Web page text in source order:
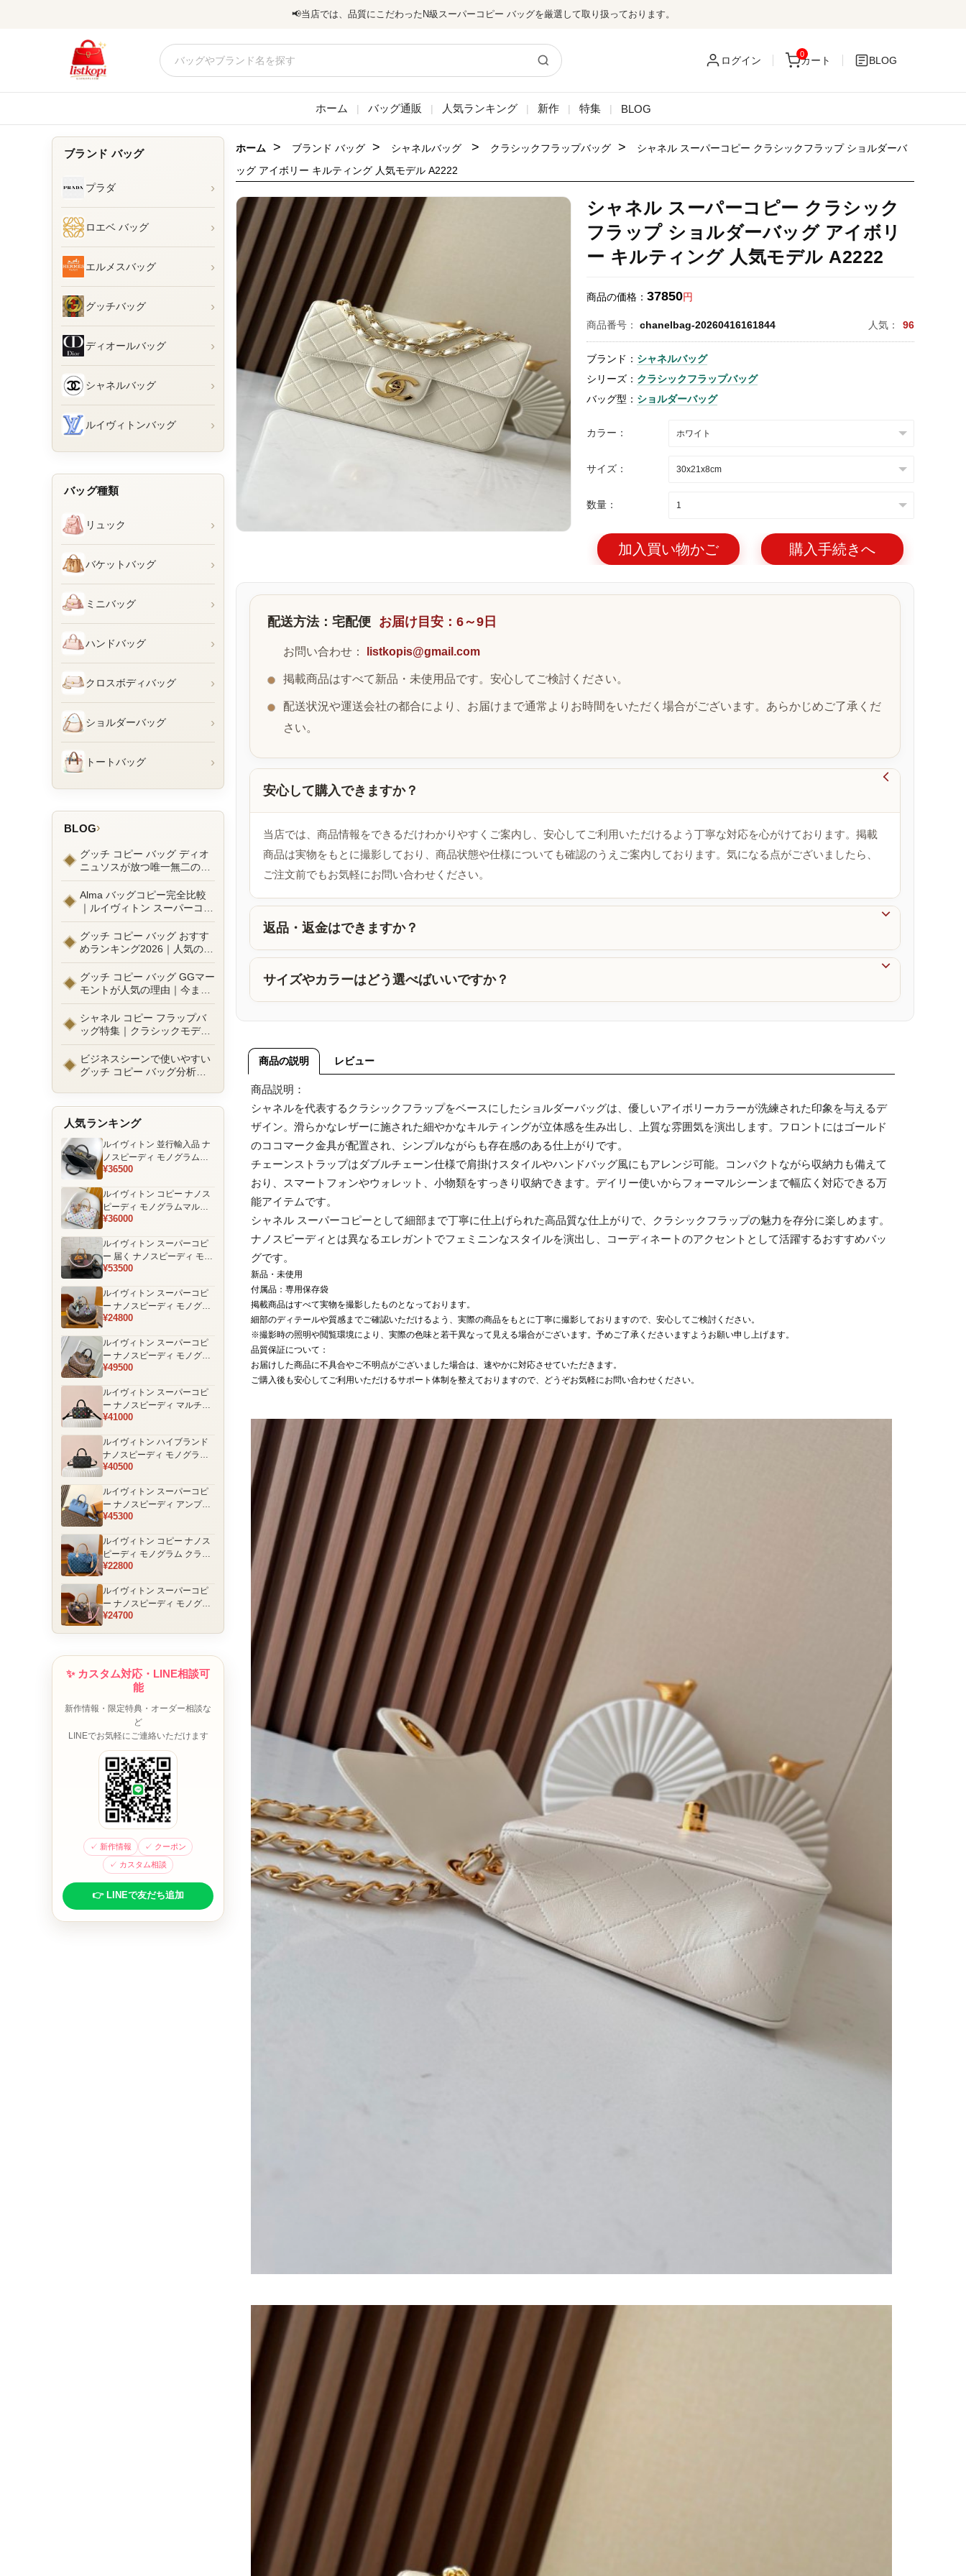
📢当店では、品質にこだわったN級スーパーコピー バッグを厳選して取り扱っております。
ログイン
0
カート BLOG
ホーム | バッグ通販 | 人気ランキング | 新作 | 特集 | BLOG
ブランド バッグ
プラダ ›
ロエベ バッグ ›
エルメスバッグ ›
グッチバッグ ›
ディオールバッグ ›
シャネルバッグ ›
ルイヴィトンバッグ ›
バッグ種類
リュック ›
バケットバッグ ›
ミニバッグ ›
ハンドバッグ ›
クロスボディバッグ ›
ショルダーバッグ ›
トートバッグ ›
BLOG›
グッチ コピー バッグ ディオ
ニュソスが放つ唯一無二の魅
力とは？新作ラインナップ徹
底ガイドとリアルコーデ例
Alma バッグコピー完全比較
｜ルイヴィトン スーパーコピ
ーで叶えるエレガントな日常
グッチ コピー バッグ おすす
めランキング2026｜人気の
GGマーモントから定番モデ
ルまで徹底比較！コピーバッ
グ通販の選び方
グッチ コピー バッグ GGマー
モントが人気の理由｜今また
選ばれる定番ラグジュアリー
バッグとは
シャネル コピー フラップバ
ッグ特集｜クラシックモデル
の魅力と永遠に愛される理由
ビジネスシーンで使いやすい
グッチ コピー バッグ分析｜
人気ランキング
ルイヴィトン 並行輸入品 ナ
ノスピーディ モノグラムエ
クリプス ブラック チェーン
¥36500
ルイヴィトン コピー ナノス
ピーディ モノグラムマルチ
カラー ホワイト ゴールド金
バッグ
¥36000
ルイヴィトン スーパーコピ
ー 届く ナノスピーディ モノ
グラム ポーチ付き ミニボス
品
¥53500
ルイヴィトン スーパーコピ
ー ナノスピーディ モノグラ
ム 編み込みストラップ ミニ
気モデル
¥24800
ルイヴィトン スーパーコピ
ー ナノスピーディ モノグラ
ム ブラックハンドル 2WAY
¥49500
ルイヴィトン スーパーコピ
ー ナノスピーディ マルチカ
ラーモノグラム ミニボスト
ス
¥41000
ルイヴィトン ハイブランド
ナノスピーディ モノグラム
シャドウ 2WAYミニバッグ
¥40500
ルイヴィトン スーパーコピ
ー ナノスピーディ アンプラ
ントレザー ミニボストンバ
すめ
¥45300
ルイヴィトン コピー ナノス
ピーディ モノグラム クラシ
ックデザイン ミニボストン
¥22800
ルイヴィトン スーパーコピ
ー ナノスピーディ モノグラ
ム チャーム装飾 ミニボスト
¥24700
✨ カスタム対応・LINE相談可
能
新作情報・限定特典・オーダー相談な
ど
LINEでお気軽にご連絡いただけます
✓ 新作情報 ✓ クーポン
✓ カスタム相談
👉 LINEで友だち追加
ホーム > ブランド バッグ > シャネルバッグ > クラシックフラップバッグ >
シャネル スーパーコピー クラシックフラップ ショルダーバ
ッグ アイボリー キルティング 人気モデル A2222
シャネル スーパーコピー クラシック
フラップ ショルダーバッグ アイボリ
ー キルティング 人気モデル A2222
商品の価格： 37850円
商品番号： chanelbag-20260416161844 人気： 96
ブランド： シャネルバッグ
シリーズ： クラシックフラップバッグ
バッグ型： ショルダーバッグ
カラー：
サイズ：
数量：
加入買い物かご 購入手続きへ
配送方法：宅配便 お届け目安：6～9日
お問い合わせ： listkopis@gmail.com
掲載商品はすべて新品・未使用品です。安心してご検討ください。
配送状況や運送会社の都合により、お届けまで通常よりお時間をいただく場合がございます。あらかじめご了承くだ
さい。
安心して購入できますか？

当店では、商品情報をできるだけわかりやすくご案内し、安心してご利用いただけるよう丁寧な対応を心がけております。掲載
商品は実物をもとに撮影しており、商品状態や仕様についても確認のうえご案内しております。気になる点がございましたら、
ご注文前でもお気軽にお問い合わせください。
返品・返金はできますか？

サイズやカラーはどう選べばいいですか？

商品の説明 レビュー
商品説明：
シャネルを代表するクラシックフラップをベースにしたショルダーバッグは、優しいアイボリーカラーが洗練された印象を与えるデ
ザイン。滑らかなレザーに施された細やかなキルティングが立体感を生み出し、上質な雰囲気を演出します。フロントにはゴールド
のココマーク金具が配置され、シンプルながらも存在感のある仕上がりです。
チェーンストラップはダブルチェーン仕様で肩掛けスタイルやハンドバッグ風にもアレンジ可能。コンパクトながら収納力も備えて
おり、スマートフォンやウォレット、小物類をすっきり収納できます。デイリー使いからフォーマルシーンまで幅広く対応できる万
能アイテムです。
シャネル スーパーコピーとして細部まで丁寧に仕上げられた高品質な仕上がりで、クラシックフラップの魅力を存分に楽しめます。
ナノスピーディとは異なるエレガントでフェミニンなスタイルを演出し、コーディネートのアクセントとして活躍するおすすめバッ
グです。
新品・未使用
付属品：専用保存袋
掲載商品はすべて実物を撮影したものとなっております。
細部のディテールや質感までご確認いただけるよう、実際の商品をもとに丁寧に撮影しておりますので、安心してご検討ください。
※撮影時の照明や閲覧環境により、実際の色味と若干異なって見える場合がございます。予めご了承くださいますようお願い申し上げます。
品質保証について：
お届けした商品に不具合やご不明点がございました場合は、速やかに対応させていただきます。
ご購入後も安心してご利用いただけるサポート体制を整えておりますので、どうぞお気軽にお問い合わせください。